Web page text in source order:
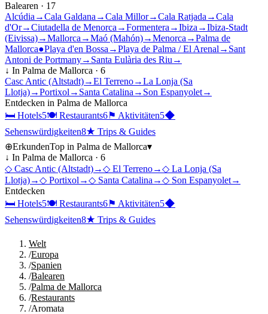
Balearen · 17
Alcúdia →Cala Galdana →Cala Millor→Cala Ratjada →Cala
d'Or→Ciutadella de Menorca →Formentera →Ibiza →Ibiza-Stadt
(Eivissa)→Mallorca →Maó (Mahón)→Menorca →Palma de
Mallorca●Playa d'en Bossa →Playa de Palma / El Arenal → Sant
Antoni de Portmany→ Santa Eulària des Riu →
↓ In Palma de Mallorca · 6
Casc Antic (Altstadt)→El Terreno→La Lonja (Sa
Llotja)→Portixol → Santa Catalina → Son Espanyolet→
Entdecken in Palma de Mallorca
🛏 Hotels5🍽 Restaurants6⚑ Aktivitäten5◆
Sehenswürdigkeiten8★ Trips & Guides
⊕ErkundenTop in Palma de Mallorca▾
↓ In Palma de Mallorca · 6
◇ Casc Antic (Altstadt)→◇ El Terreno→◇ La Lonja (Sa
Llotja)→◇ Portixol →◇ Santa Catalina →◇ Son Espanyolet→
Entdecken
🛏 Hotels5🍽 Restaurants6⚑ Aktivitäten5◆
Sehenswürdigkeiten8★ Trips & Guides
Welt
/Europa
/Spanien
/Balearen
/Palma de Mallorca
/Restaurants
/Aromata